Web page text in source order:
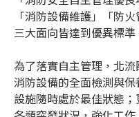
「消防設備維護」「防
三大面向皆達到優異標
為了落實自主管理，北
消防設備的全面檢測與
設施隨時處於最佳狀態